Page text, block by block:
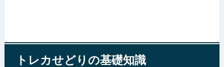
トレカせどりの基礎知識